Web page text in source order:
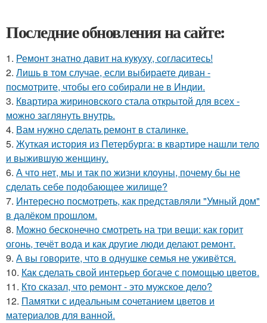
Последние обновления на сайте:
1. Ремонт знатно давит на кукуху, согласитесь!
2. Лишь в том случае, если выбираете диван -
посмотрите, чтобы его собирали не в Индии.
3. Квартира жириновского стала открытой для всех -
можно заглянуть внутрь.
4. Вам нужно сделать ремонт в сталинке.
5. Жуткая история из Петербурга: в квартире нашли тело
и выжившую женщину.
6. А что нет, мы и так по жизни клоуны, почему бы не
сделать себе подобающее жилище?
7. Интересно посмотреть, как представляли "Умный дом"
в далёком прошлом.
8. Можно бесконечно смотреть на три вещи: как горит
огонь, течёт вода и как другие люди делают ремонт.
9. А вы говорите, что в однушке семья не уживётся.
10. Как сделать свой интерьер богаче с помощью цветов.
11. Кто сказал, что ремонт - это мужское дело?
12. Памятки с идеальным сочетанием цветов и
материалов для ванной.